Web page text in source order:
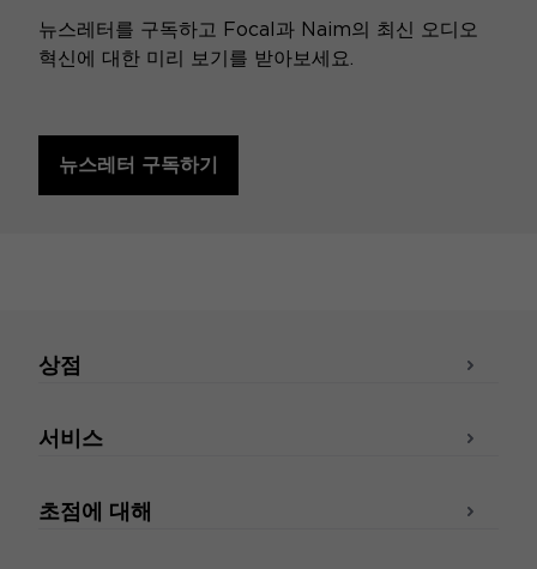
뉴스레터를 구독하고 Focal과 Naim의 최신 오디오
혁신에 대한 미리 보기를 받아보세요.
뉴스레터 구독하기
상점
서비스
초점에 대해